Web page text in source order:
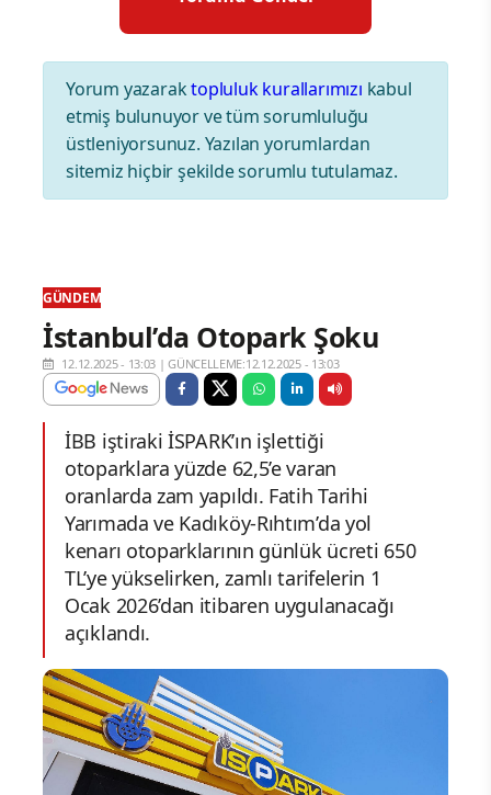
Yorum yazaraktopluluk kurallarımızı kabul
etmiş bulunuyor ve tüm sorumluluğu
üstleniyorsunuz. Yazılan yorumlardan
sitemiz hiçbir şekilde sorumlu tutulamaz.
GÜNDEM
İstanbul’da Otopark Şoku
12.12.2025 - 13:03 |GÜNCELLEME:12.12.2025 - 13:03
İBB iştiraki İSPARK’ın işlettiği
otoparklara yüzde 62,5’e varan
oranlarda zam yapıldı. Fatih Tarihi
Yarımada ve Kadıköy-Rıhtım’da yol
kenarı otoparklarının günlük ücreti 650
TL’ye yükselirken, zamlı tarifelerin 1
Ocak 2026’dan itibaren uygulanacağı
açıklandı.